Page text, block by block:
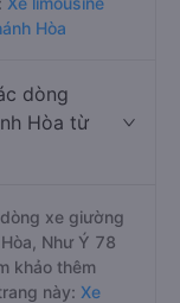
Hòa
dòng
Hòa từ
xe giường
Như Ý 78
khảo thêm
này: Xe